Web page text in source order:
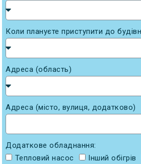
Коли плануєте приступити до
Адреса (область)
Адреса (місто, вулиця, додатково)
Додаткове обладнання:
Тепловий насос
Інший обігрів